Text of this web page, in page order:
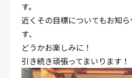
す。
近くその目標についてもお知
す、
どうかお楽しみに！
引き続き頑張ってまいります！